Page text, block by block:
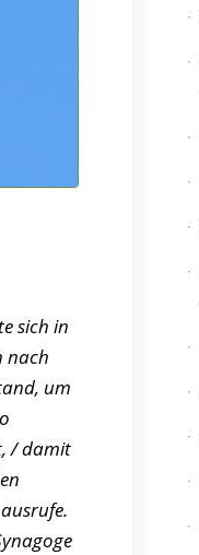
sich in
nach
um
/ damit